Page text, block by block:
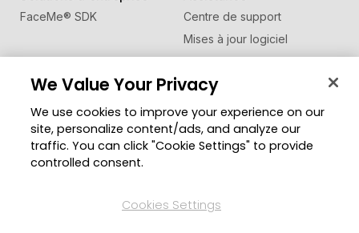
FaceMe® SDK
Centre de support
Mises à jour logiciel
Centre d'apprentissage
Zone des Membres
Blog
Changer de région
We Value Your Privacy
We use cookies to improve your experience on our
site, personalize content/ads, and analyze our
traffic. You can click "Cookie Settings" to provide
controlled consent.
Cookies Settings